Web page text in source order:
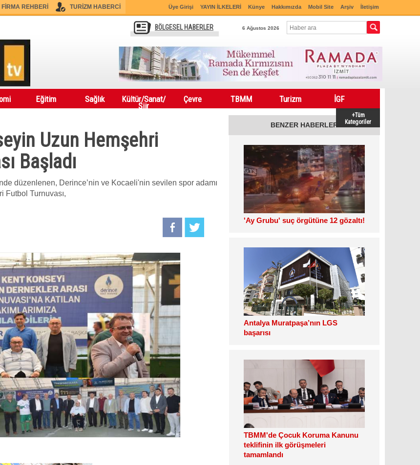
FİRMA REHBERİ TURİZM HABERCİ İletişim
Arşiv
Mobil Site
Hakkımızda
Künye
YAYIN İLKELERİ
Üye Girişi
6 Ağustos 2026
BÖLGESEL HABERLER
Eğitim Sağlık Kültür/Sanat/
Şiir
Çevre TBMM Turizm
İGF
+Tüm
Kategoriler
BENZER HABERLER
'Ay Grubu' suç örgütüne 12 gözaltı!
Antalya Muratpaşa’nın LGS
başarısı
TBMM'de Çocuk Koruma Kanunu
teklifinin ilk görüşmeleri
tamamlandı
Uzun Hemşehri
Başladı
düzenlenen, Derince’nin ve Kocaeli'nin sevilen spor adamı
Futbol Turnuvası,